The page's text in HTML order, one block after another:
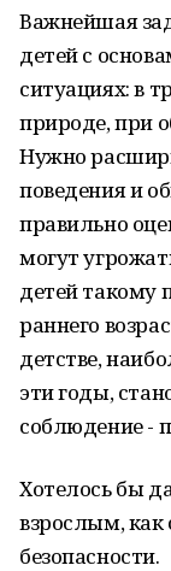
Важнейшая
детей с
ситуациях: в
природе, при
Нужно
поведения и
правильно
могут
детей такому
раннего
детстве,
эти годы,
соблюдение -
Хотелось бы
взрослым, как
безопасности.